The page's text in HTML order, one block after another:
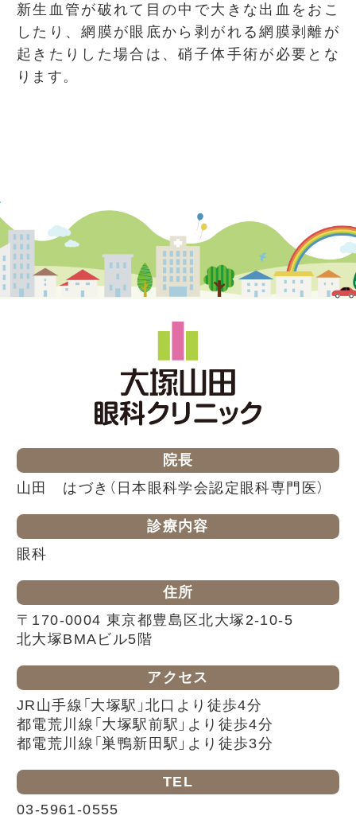
新生血管が破れて目の中で大きな出血をおこ
したり、網膜が眼底から剥がれる網膜剥離が
起きたりした場合は、硝子体手術が必要とな
ります。
院長
山田 はづき（日本眼科学会認定眼科専門医）
診療内容
眼科
住所
〒170-0004 東京都豊島区北大塚2-10-5
北大塚BMAビル5階
アクセス
JR山手線「大塚駅」北口より徒歩4分
都電荒川線「大塚駅前駅」より徒歩4分
都電荒川線「巣鴨新田駅」より徒歩3分
TEL
03-5961-0555